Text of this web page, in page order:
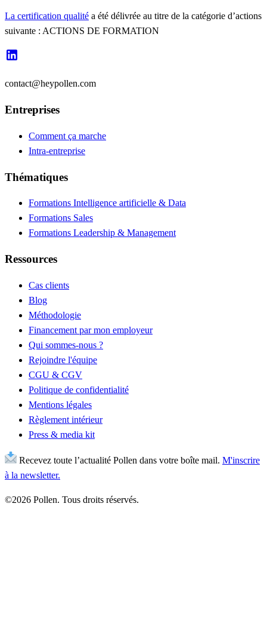
La certification qualité a été délivrée au titre de la catégorie d’actions
suivante : ACTIONS DE FORMATION
contact@heypollen.com
Entreprises
Comment ça marche
Intra-entreprise
Thématiques
Formations Intelligence artificielle & Data
Formations Sales
Formations Leadership & Management
Ressources
Cas clients
Blog
Méthodologie
Financement par mon employeur
Qui sommes-nous ?
Rejoindre l'équipe
CGU & CGV
Politique de confidentialité
Mentions légales
Règlement intérieur
Press & media kit
Recevez toute l’actualité Pollen dans votre boîte mail. M'inscrire
à la newsletter.
©2026 Pollen. Tous droits réservés.